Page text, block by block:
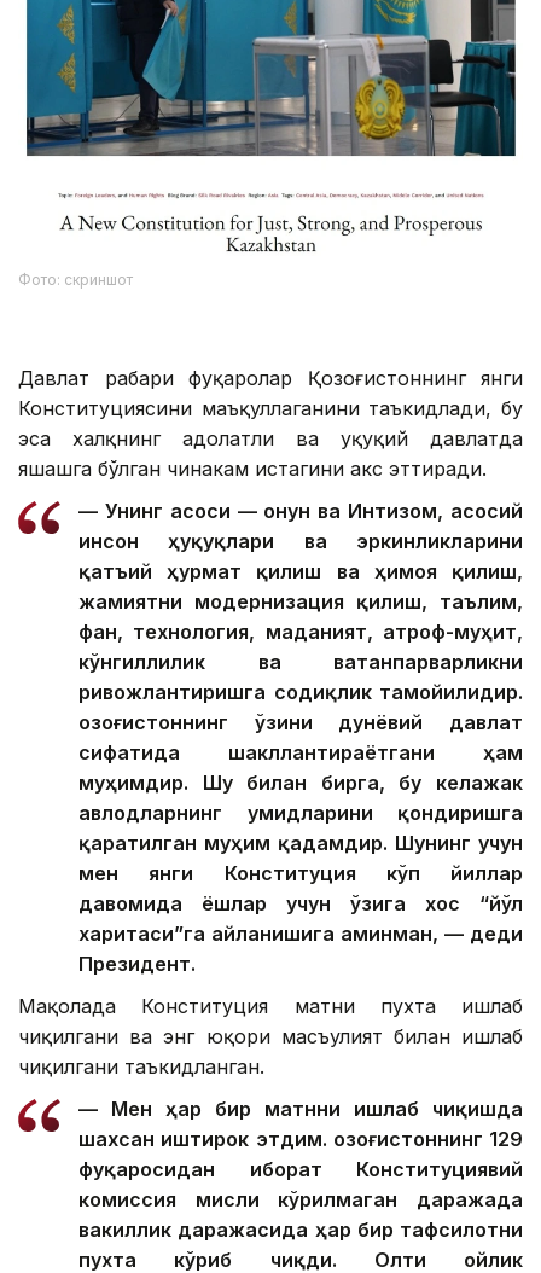
Фото: скриншот
Давлат раҳбари фуқаролар Қозоғистоннинг янги
Конституциясини маъқуллаганини таъкидлади, бу
эса халқнинг адолатли ва ҳуқуқий давлатда
яшашга бўлган чинакам истагини акс эттиради.
— Унинг асоси — Қонун ва Интизом, асосий
инсон ҳуқуқлари ва эркинликларини
қатъий ҳурмат қилиш ва ҳимоя қилиш,
жамиятни модернизация қилиш, таълим,
фан, технология, маданият, атроф-муҳит,
кўнгиллилик ва ватанпарварликни
ривожлантиришга содиқлик тамойилидир.
Қозоғистоннинг ўзини дунёвий давлат
сифатида шакллантираётгани ҳам
муҳимдир. Шу билан бирга, бу келажак
авлодларнинг умидларини қондиришга
қаратилган муҳим қадамдир. Шунинг учун
мен янги Конституция кўп йиллар
давомида ёшлар учун ўзига хос “йўл
харитаси”га айланишига аминман, — деди
Президент.
Мақолада Конституция матни пухта ишлаб
чиқилгани ва энг юқори масъулият билан ишлаб
чиқилгани таъкидланган.
— Мен ҳар бир матнни ишлаб чиқишда
шахсан иштирок этдим. Қозоғистоннинг 129
фуқаросидан иборат Конституциявий
комиссия мисли кўрилмаган даражада
вакиллик даражасида ҳар бир тафсилотни
пухта кўриб чиқди. Олти ойлик